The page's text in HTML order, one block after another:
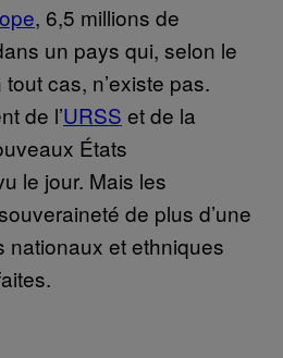
, 6,5 millions de
un pays qui, selon le
cas, n’existe pas.
de l’URSS et de la
États
le jour. Mais les
de plus d’une
nationaux et ethniques